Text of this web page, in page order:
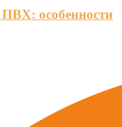
особенности